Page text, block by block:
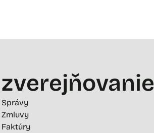
zverejňovanie
Správy
Zmluvy
Faktúry